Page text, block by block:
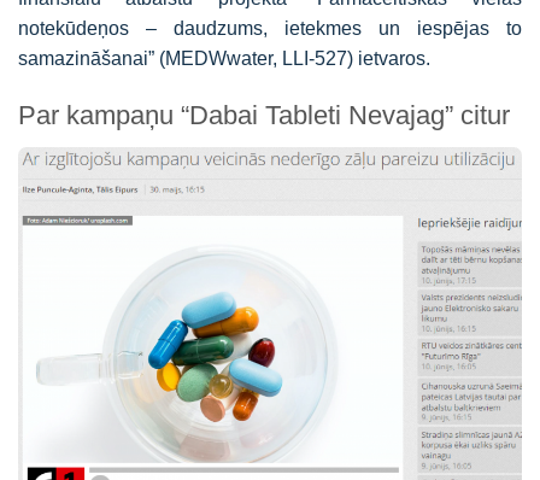
notekūdeņos – daudzums, ietekmes un iespējas to
samazināšanai” (MEDWwater, LLI-527) ietvaros.
Par kampaņu “Dabai Tableti Nevajag” citur